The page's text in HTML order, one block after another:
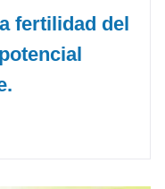
fertilidad del